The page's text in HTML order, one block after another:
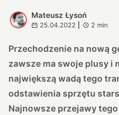
M
Mateusz Łysoń
25.04.2022 2 min
Przechodzenie na nową
zawsze ma swoje plusy i
największą wadą tego
odstawienia sprzętu
Najnowsze przejawy